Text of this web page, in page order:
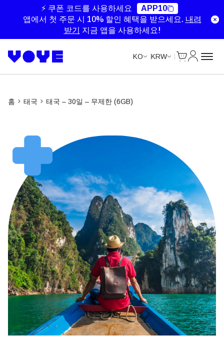
⚡ 쿠폰 코드를 사용하세요
APP10
앱에서 첫 주문 시 10% 할인 혜택을 받으세요. 내려
받기
지금 앱을 사용하세요!
KO KRW
홈 태국 태국 – 30일 – 무제한 (6GB)
Unlimited Data
Unlimited Data